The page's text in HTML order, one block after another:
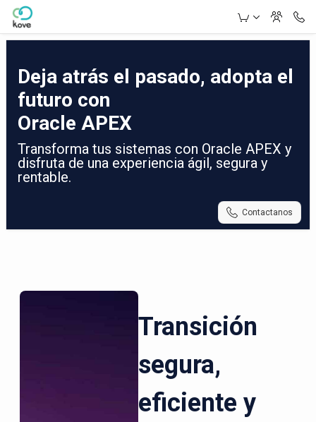
Skip to Main Content
Deja atrás el pasado, adopta el
futuro con
Oracle APEX
Transforma tus sistemas con Oracle APEX y
disfruta de una experiencia ágil, segura y
rentable.
Contactanos
Transición
segura,
eficiente y